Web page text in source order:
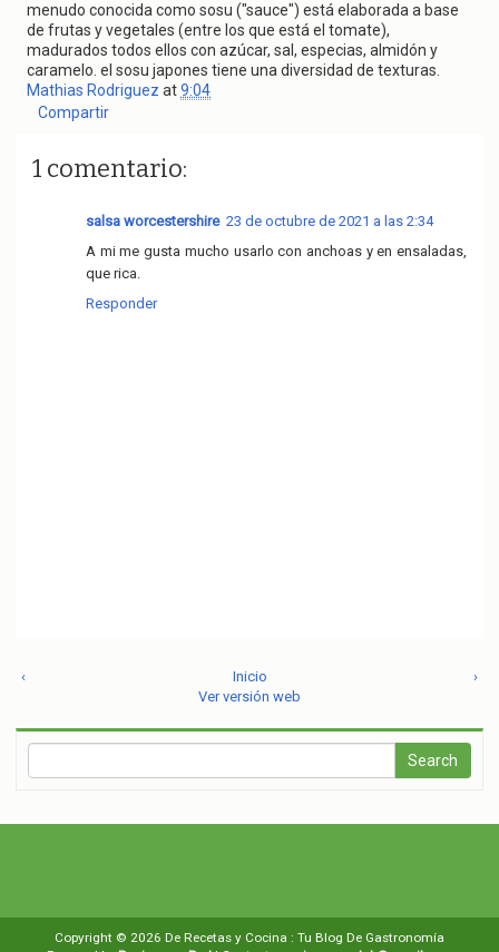
menudo conocida como sosu ("sauce") está elaborada a base
de frutas y vegetales (entre los que está el tomate),
madurados todos ellos con azúcar, sal, especias, almidón y
caramelo. el sosu japones tiene una diversidad de texturas.
Mathias Rodriguez at9:04
Compartir
1 comentario:
salsa worcestershire 23 de octubre de 2021 a las 2:34
A mi me gusta mucho usarlo con anchoas y en ensaladas,
que rica.
Responder
‹ ›
Inicio
Ver versión web
Copyright © 2026 De Recetas y Cocina : Tu Blog De Gastronomía